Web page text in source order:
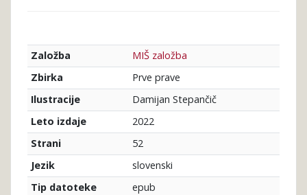
Založba
MIŠ založba
Zbirka
Prve prave
Ilustracije
Damijan Stepančič
Leto izdaje
2022
Strani
52
Jezik
slovenski
Tip datoteke
epub